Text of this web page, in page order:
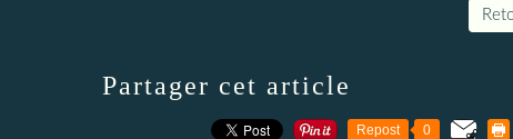
Partager cet article
Repost 0